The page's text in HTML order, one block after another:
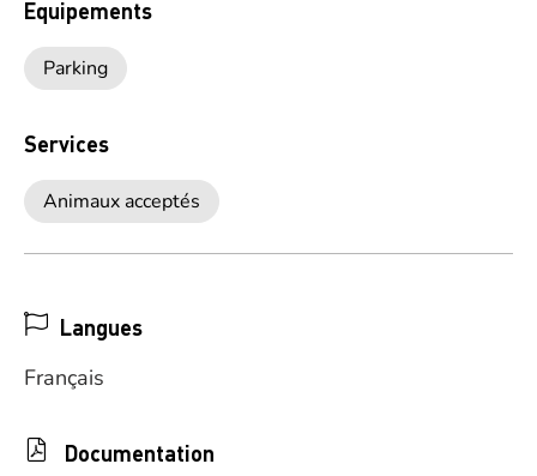
Equipements
Parking
Services
Animaux acceptés
Langues
Français
Documentation